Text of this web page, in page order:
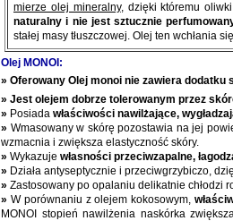
mierze olej mineralny, dzięki któremu
naturalny i nie jest sztucznie
stałej masy tłuszczowej. Olej ten wchłania
Olej MONOI:
» Oferowany Olej monoi nie zawiera
» Jest olejem dobrze tolerowanym przez
» Posiada właściwości nawilżające,
» Wmasowany w skórę pozostawia na jej
wzmacnia i zwiększa elastyczność skóry.
» Wykazuje własności przeciwzapalne,
» Działa antyseptycznie i przeciwgrzybiczo,
» Zastosowany po opalaniu delikatnie chłodzi
» W porównaniu z olejem kokosowym,
MONOI stopień nawilżenia naskórka